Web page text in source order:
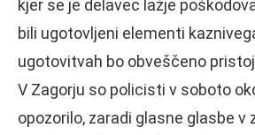
kjer se je delavec lažje
bili ugotovljeni elementi
ugotovitvah bo obveščeno
V Zagorju so policisti v soboto
opozorilo, zaradi glasne glasbe v